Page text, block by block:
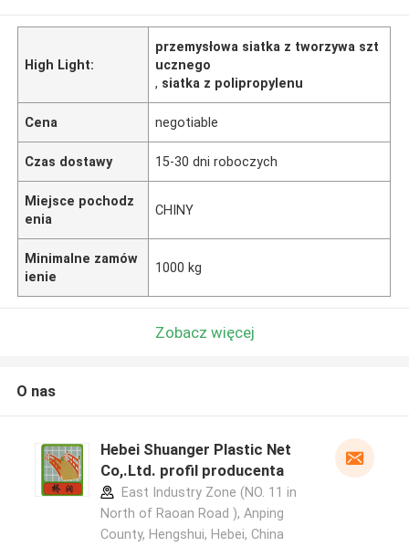
High Light:
przemysłowa siatka z tworzywa szt
ucznego
, siatka z polipropylenu
Cena negotiable
Czas dostawy 15-30 dni roboczych
Miejsce pochodz
enia
CHINY
Minimalne zamów
ienie
1000 kg
Zobacz więcej
O nas
Hebei Shuanger Plastic Net
Co,.Ltd. profil producenta
East Industry Zone (NO. 11 in
North of Raoan Road ), Anping
County, Hengshui, Hebei, China